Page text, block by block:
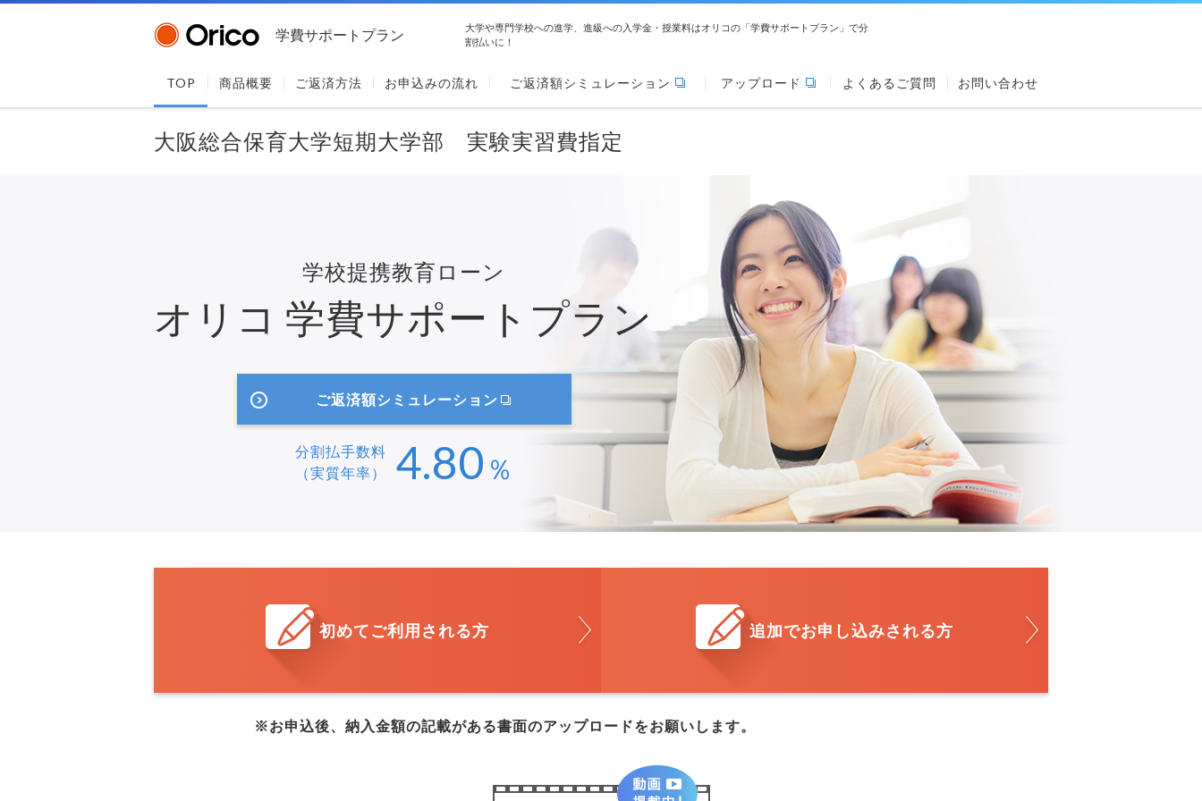
学費サポートプラン
大学や専門学校への進学、進級への入学金・授業料はオリコの「学費サポートプラン」で分
割払いに！
TOP 商品概要 ご返済方法 お申込みの流れ ご返済額シミュレーション アップロード よくあるご質問 お問い合わせ
大阪総合保育大学短期大学部 実験実習費指定
学校提携教育ローン
オリコ 学費サポートプラン
ご返済額シミュレーション
分割払手数料
（実質年率）
4.80 ％
初めてご利用される方 追加でお申し込みされる方
※お申込後、納入金額の記載がある書面のアップロードをお願いします。